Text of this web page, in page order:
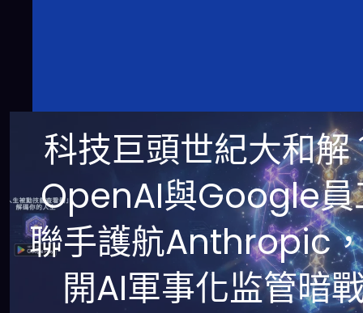
科技巨頭世紀大和解
OpenAI與Google員
聯手護航Anthropic
開AI軍事化监管暗